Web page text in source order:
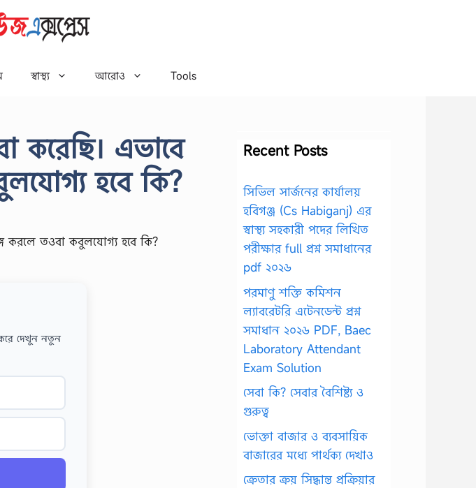
স্বাস্থ্য আরোও Tools
করেছি। এভাবে
হবে কি?
দেখুন নতুন
Recent Posts
সিভিল সার্জনের কার্যালয়
হবিগঞ্জ (Cs Habiganj) এর
স্বাস্থ্য সহকারী পদের লিখিত
পরীক্ষার full প্রশ্ন সমাধানের
pdf ২০২৬
পরমাণু শক্তি কমিশন
ল্যাবরেটরি এটেনডেন্ট প্রশ্ন
সমাধান ২০২৬ PDF, Baec
Laboratory Attendant
Exam Solution
সেবা কি? সেবার বৈশিষ্ট্য ও
গুরুত্ব
ভোক্তা বাজার ও ব্যবসায়িক
বাজারের মধ্যে পার্থক্য দেখাও
ক্রেতার ক্রয় সিদ্ধান্ত প্রক্রিয়ার